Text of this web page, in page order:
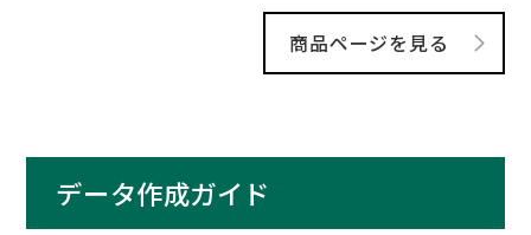
商品ページを見る
データ作成ガイド